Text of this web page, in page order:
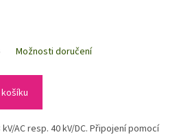
Možnosti doručení
AC resp. 40 kV/DC. Připojení pomocí